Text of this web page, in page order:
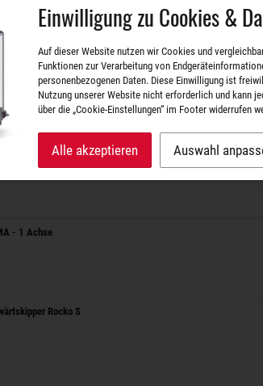
Rocko 1
- 1 Achse
Rocko S
Einwilligung zu Cookies &
Auf dieser Website nutzen wir Cookies und
Funktionen zur Verarbeitung von
personenbezogenen Daten. Diese Einwilligung ist
Nutzung unserer Website nicht erforderlich und kann
über die „Cookie-Einstellungen“ im Footer widerrufen
Alle akzeptieren Auswahl